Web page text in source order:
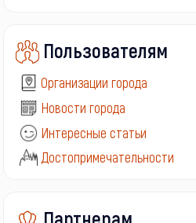
Пользователям
Организации города
Новости города
Интересные статьи
Достопримечательности
Партнерам